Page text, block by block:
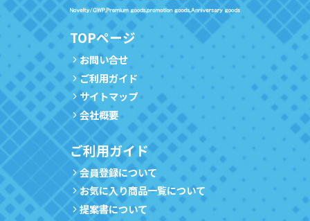
TOPページ
お問い合せ
ご利用ガイド
サイトマップ
会社概要
ご利用ガイド
会員登録について
お気に入り商品一覧について
提案書について